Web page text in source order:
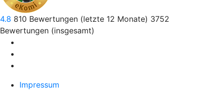
4.8 810 Bewertungen (letzte 12 Monate) 3752
Bewertungen (insgesamt)
Impressum